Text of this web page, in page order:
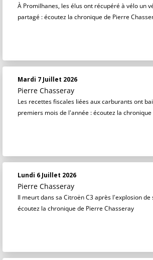
À Promilhanes, les élus ont récupéré à vélo un
partagé : écoutez la chronique de Pierre
Mardi 7 Juillet 2026
Pierre Chasseray
Les recettes fiscales liées aux carburants ont
premiers mois de l'année : écoutez la
Lundi 6 Juillet 2026
Pierre Chasseray
Il meurt dans sa Citroën C3 après l'explosion de
écoutez la chronique de Pierre Chasseray